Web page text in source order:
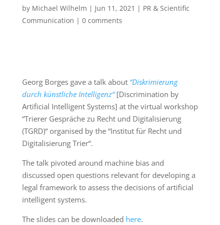
by Michael Wilhelm | Jun 11, 2021 | PR & Scientific
Communication | 0 comments
Georg Borges gave a talk about “Diskrimierung
durch künstliche Intelligenz“[Discrimination by
Artificial Intelligent Systems] at the virtual workshop
“Trierer Gespräche zu Recht und Digitalisierung
(TGRD)“ organised by the “Institut für Recht und
Digitalisierung Trier“.
The talk pivoted around machine bias and
discussed open questions relevant for developing a
legal framework to assess the decisions of artificial
intelligent systems.
The slides can be downloaded here.